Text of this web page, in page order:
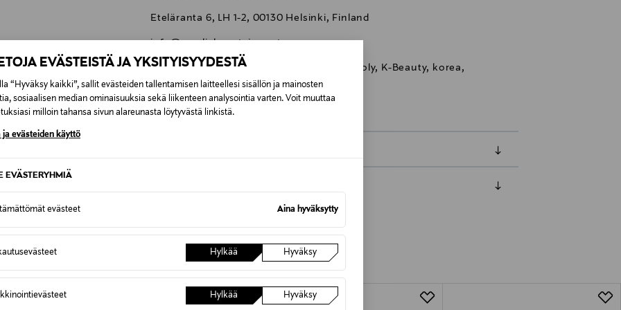
EVÄSTEISTÄ JA YKSITYISYYDESTÄ
“Hyväksy kaikki”, sallit evästeiden tallentamisen laitteellesi sisällön ja mainosten
sosiaalisen median ominaisuuksia sekä liikenteen analysointia varten. Voit muuttaa
milloin tahansa sivun alareunasta löytyvästä linkistä.
ja evästeiden käyttö
EVÄSTERYHMIÄ
evästeet Aina hyväksytty
Hylkää Hyväksy
Hylkää Hyväksy
Eteläranta 6, LH 1-2, 00130 Helsinki, Finland
info@nordicbeautyimport.com
kasvojen puhdistusöljy, ihonhoito, Tonymoly, K-Beauty, korea,
korean, korealainen, korealaista
7,90 €–50,00 € kuljetusyhtiöstä ja tuotteen koosta riippuen
Alk. 6,90 €, kun toimitus on saatavilla valittuun osoitteeseen.
tilaukseesi. Voit palauttaa tilaamasi tuotteen 30 vuorokauden kuluessa tuotteen vastaanottamisesta.
palauttaa avaamattomissa alkuperäispakkauksissaan ja palautettavan tuotteen sinetin tulee olla ehjä.
NÄISTÄ